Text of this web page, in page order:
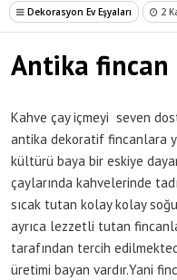
Dekorasyon Ev Eşyaları 2
Antika
Kahve çay içmeyi seven
antika dekoratif fincanlara
kültürü baya bir eskiye
çaylarında kahvelerinde
sıcak tutan kolay kolay
ayrıca lezzetli tutan
tarafından tercih
üretimi bayan vardır.Yani